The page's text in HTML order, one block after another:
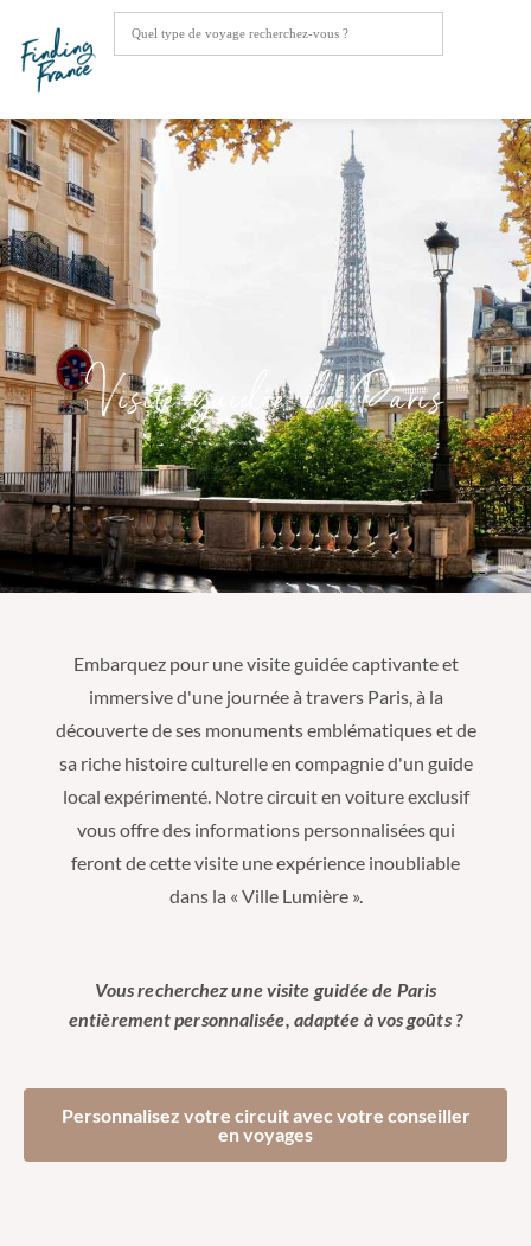
Visite guidée de Paris
Embarquez pour une visite guidée captivante et
immersive d'une journée à travers Paris, à la
découverte de ses monuments emblématiques et de
sa riche histoire culturelle en compagnie d'un guide
local expérimenté. Notre circuit en voiture exclusif
vous offre des informations personnalisées qui
feront de cette visite une expérience inoubliable
dans la « Ville Lumière ».
Vous recherchez une visite guidée de Paris
entièrement personnalisée, adaptée à vos goûts ?
Personnalisez votre circuit avec votre conseiller
en voyages